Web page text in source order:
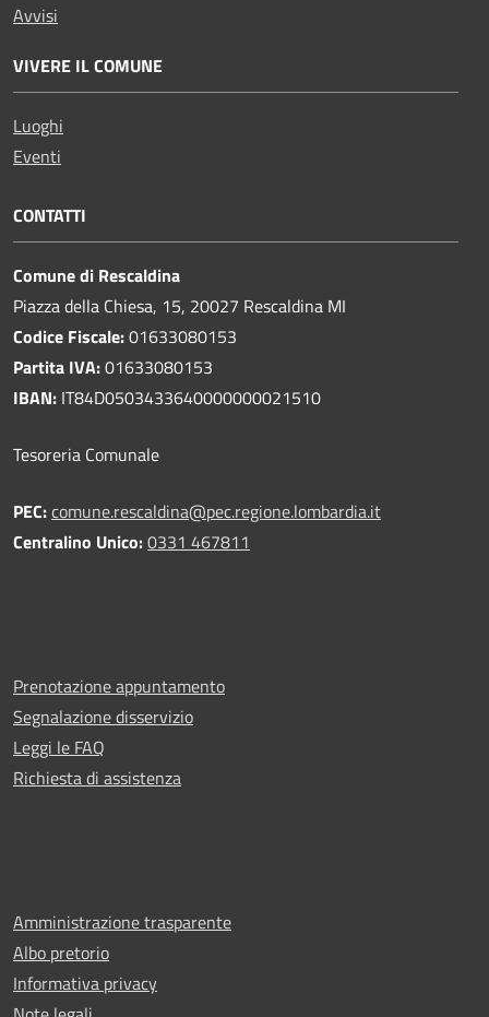
Avvisi
VIVERE IL COMUNE
Luoghi
Eventi
CONTATTI
Comune di Rescaldina
Piazza della Chiesa, 15, 20027 Rescaldina MI
Codice Fiscale:01633080153
Partita IVA:01633080153
IBAN: IT84D0503433640000000021510
Tesoreria Comunale
PEC:comune.rescaldina@pec.regione.lombardia.it
Centralino Unico:0331 467811
Prenotazione appuntamento
Segnalazione disservizio
Leggi le FAQ
Richiesta di assistenza
Amministrazione trasparente
Albo pretorio
Informativa privacy